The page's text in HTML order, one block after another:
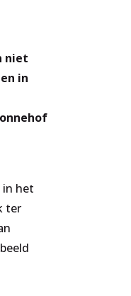
niet
in
in het
ter